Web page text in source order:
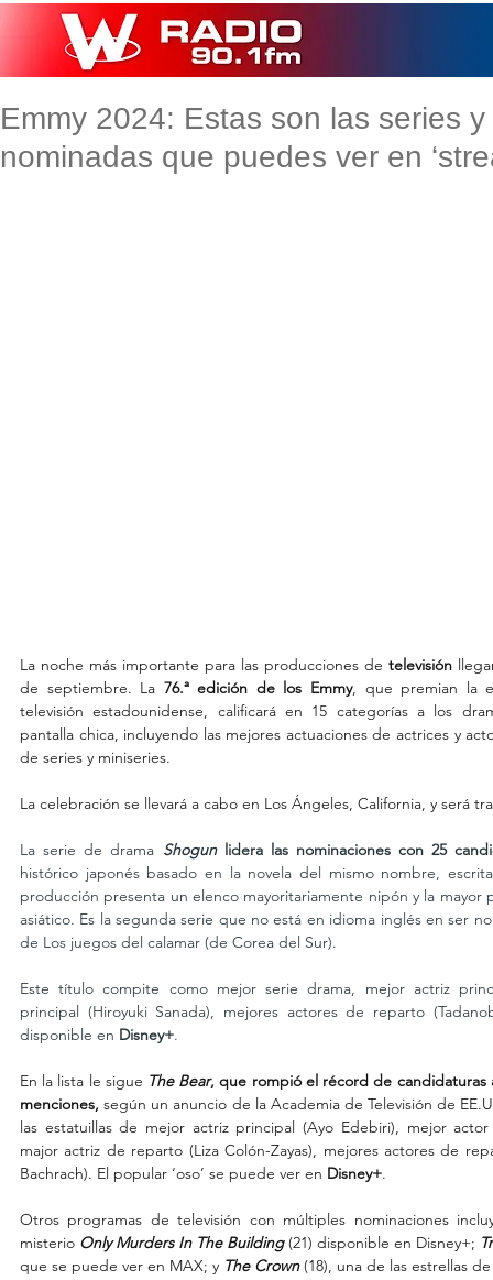
Emmy 2024: Estas son las series
nominadas que puedes ver en
La noche más importante para las producciones de televisión
de septiembre. La 76.ª edición de los Emmy, que premian la
televisión estadounidense, calificará en 15 categorías a los
pantalla chica, incluyendo las mejores actuaciones de actrices y
de series y miniseries.
La celebración se llevará a cabo en Los Ángeles, California, y será
La serie de drama Shogun lidera las nominaciones con 25
histórico japonés basado en la novela del mismo nombre,
producción presenta un elenco mayoritariamente nipón y la
asiático. Es la segunda serie que no está en idioma inglés en ser
de Los juegos del calamar (de Corea del Sur).
Este título compite como mejor serie drama, mejor actriz
principal (Hiroyuki Sanada), mejores actores de reparto
disponible en Disney+.
En la lista le sigue The Bear, que rompió el récord de candidaturas
menciones, según un anuncio de la Academia de Televisión de
las estatuillas de mejor actriz principal (Ayo Edebiri), mejor
major actriz de reparto (Liza Colón-Zayas), mejores actores de
Bachrach). El popular ‘oso’ se puede ver en Disney+.
Otros programas de televisión con múltiples nominaciones
misterio Only Murders In The Building (21) disponible en Disney+;
que se puede ver en MAX; y The Crown (18), una de las estrellas